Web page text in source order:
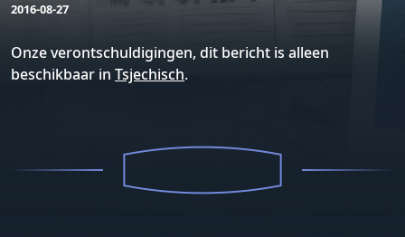
2016-08-27
Onze verontschuldigingen, dit bericht is alleen
beschikbaar in Tsjechisch.